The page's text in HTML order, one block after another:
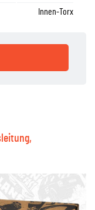
Innen-Torx